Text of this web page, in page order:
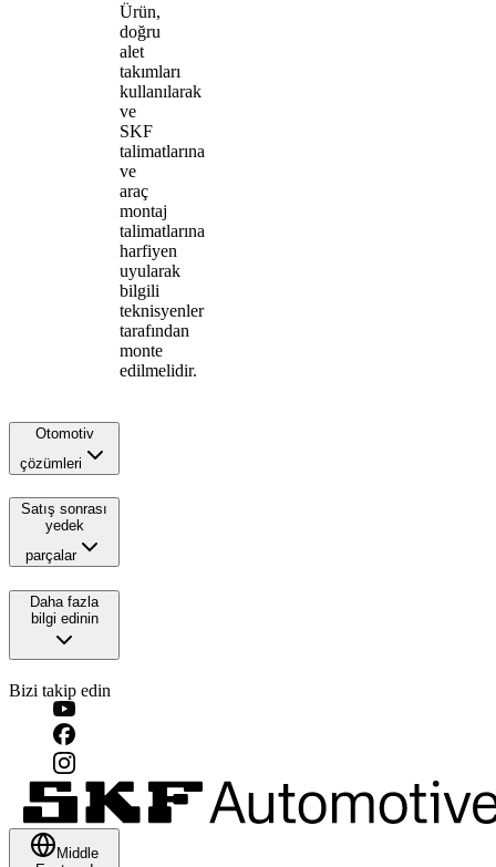
Ürün,
doğru
alet
takımları
kullanılarak
ve
SKF
talimatlarına
ve
araç
montaj
talimatlarına
harfiyen
uyularak
bilgili
teknisyenler
tarafından
monte
edilmelidir.
Otomotiv
çözümleri
Satış sonrası
yedek
parçalar
Daha fazla
bilgi edinin
Bizi takip edin
Middle